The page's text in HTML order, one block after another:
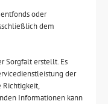
oder
dem
Sorgfalt erstellt. Es
der
Richtigkeit,
Informationen kann